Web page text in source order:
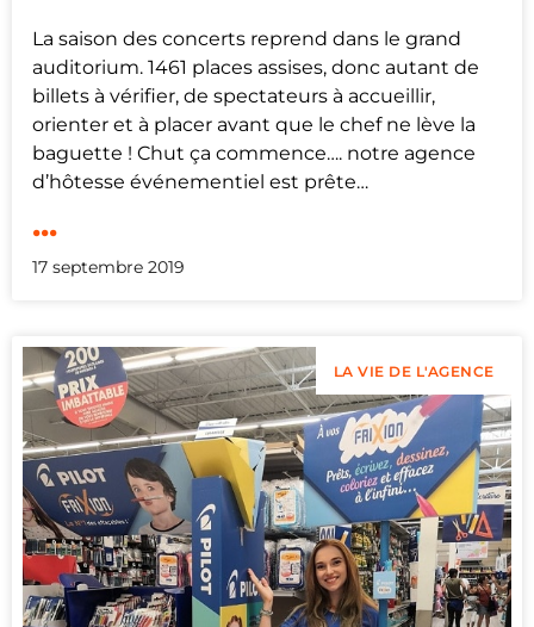
La saison des concerts reprend dans le grand
auditorium. 1461 places assises, donc autant de
billets à vérifier, de spectateurs à accueillir,
orienter et à placer avant que le chef ne lève la
baguette ! Chut ça commence…. notre agence
d’hôtesse événementiel est prête…
...
17 septembre 2019
LA VIE DE L'AGENCE